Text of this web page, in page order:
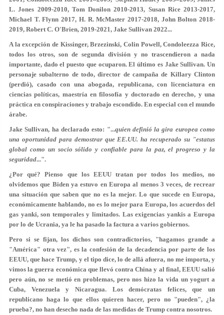
L. Jones 2009-2010, Tom Donilon 2010-2013, Susan Rice 2013-2017,
Michael T. Flynn 2017, H. R. McMaster 2017-2018, John Bolton 2018-
2019, Robert C. O'Brien, 2019-2021, Jake Sullivan 2022...
A la excepción de Kissinger, Brzezinski, Colin Powell, Condoleezza Rice,
todos los otros, son de segunda división y no trascendieron a nada
importante, dado el puesto que ocuparon. El último es Jake Sullivan. Un
personaje subalterno de todo, director de campaña de Killary Clinton
(perdió), casado con una abogada, republicana, con licenciatura en
ciencias políticas, maestría en filosofía y doctorado en derecho, y una
práctica en conspiraciones y trabajo escondido. En especial con el mundo
árabe.
Jake Sullivan, ha declarado esto: "...quien definió la gira europea como
una oportunidad para demostrar que EE.UU. ha recuperado su "estatus
global como un socio sólido y confiable para la paz, el progreso y la
seguridad...".
¿Por qué? Pienso que los EEUU tratan por todos los medios, no
olvidemos que Biden ya estuvo en Europa al menos 3 veces, de recrear
una situación que saben que no es la mejor. Lo que sucede en Europa,
económicamente hablando, no es lo mejor para Europa, los acuerdos del
gas yanki, son temporales y limitados. Las exigencias yankis a Europa
por lo de Ucrania, ya le ha pasado la factura a varios gobiernos.
Pero si se fijan, los dichos son contradictorios, "hagamos grande a
"América" otra vez", es la confesión de la decadencia por parte de los
EEUU, que hace Trump, y el tipo dice, lo de allá afuera, no me importa, y
vimos la guerra económica que llevó contra China y al final, EEUU salió
pero aún, no se metió en problemas, pero nos hizo la vida un yogurt a
Cuba, Venezuela y Nicaragua. Los demócratas felices, que un
republicano haga lo que ellos quieren hacer, pero no "pueden", ¿la
prueba?, no han desecho nada de las medidas de Trump contra nosotros.